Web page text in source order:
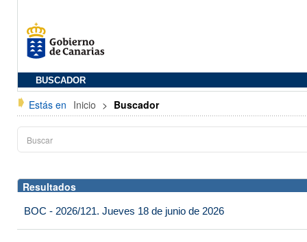
BUSCADOR
Estás en Inicio > Buscador
Resultados
BOC - 2026/121. Jueves 18 de junio de 2026